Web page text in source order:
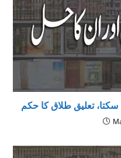
تعلیق طلاق کا حکم